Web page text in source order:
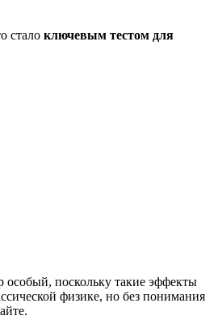
стало ключевым тестом для
особый, поскольку такие эффекты
физике, но без понимания